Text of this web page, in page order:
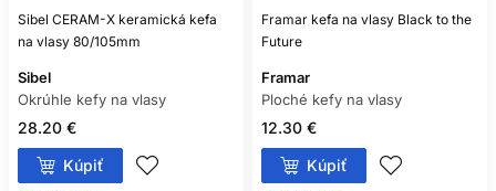
Sibel CERAM-X keramická kefa
na vlasy 80/105mm
Sibel
Okrúhle kefy na vlasy
28.20 €
Kúpiť
Framar kefa na vlasy Black to the
Future
Framar
Ploché kefy na vlasy
12.30 €
Kúpiť